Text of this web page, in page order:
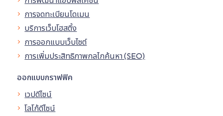
การจดทะเบียนโดเมน
บริการเว็บโฮสติ้ง
การออกแบบเว็บไซต์
การเพิ่มประสิทธิภาพกลไกค้นหา (SEO)
ออกแบบกราฟฟิค
เวปดีไซน์
โลโก้ดีไซน์